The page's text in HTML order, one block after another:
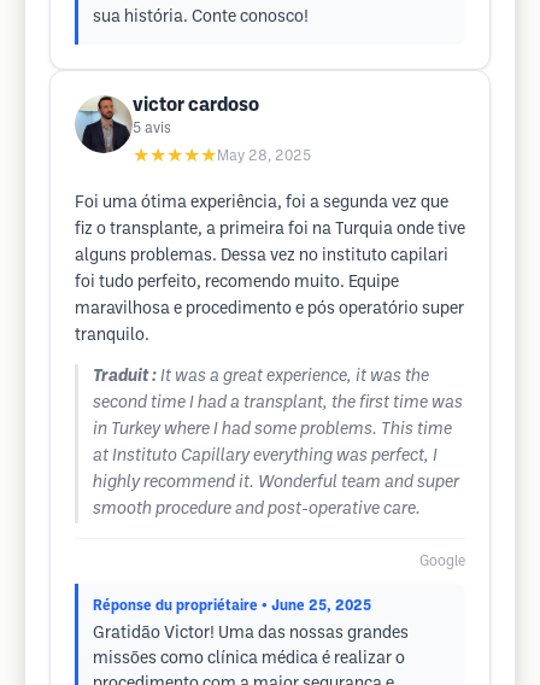
sua história. Conte conosco!
victor cardoso
5 avis
★★★★★ May 28, 2025
Foi uma ótima experiência, foi a segunda vez que
fiz o transplante, a primeira foi na Turquia onde tive
alguns problemas. Dessa vez no instituto capilari
foi tudo perfeito, recomendo muito. Equipe
maravilhosa e procedimento e pós operatório super
tranquilo.
Traduit : It was a great experience, it was the
second time I had a transplant, the first time was
in Turkey where I had some problems. This time
at Instituto Capillary everything was perfect, I
highly recommend it. Wonderful team and super
smooth procedure and post-operative care.
Google
Réponse du propriétaire • June 25, 2025
Gratidão Victor! Uma das nossas grandes
missões como clínica médica é realizar o